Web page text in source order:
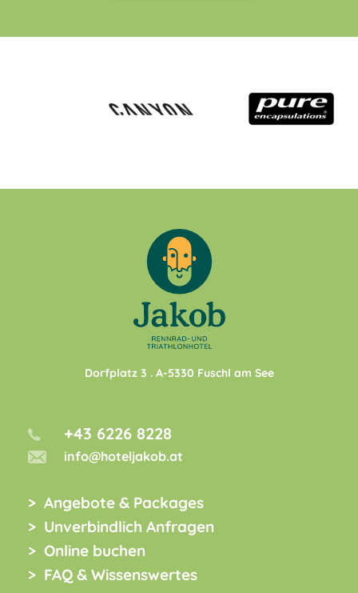
Dorfplatz 3 . A-5330 Fuschl am See
+43 6226 8228
info@hoteljakob.at
Angebote & Packages
Unverbindlich Anfragen
Online buchen
FAQ & Wissenswertes